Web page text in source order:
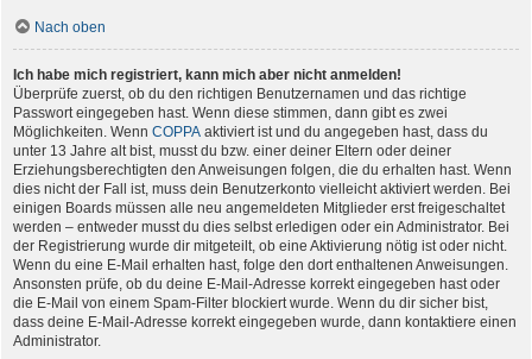
Nach oben
Ich habe mich registriert, kann mich aber nicht anmelden!
Überprüfe zuerst, ob du den richtigen Benutzernamen und das richtige
Passwort eingegeben hast. Wenn diese stimmen, dann gibt es zwei
Möglichkeiten. Wenn COPPA aktiviert ist und du angegeben hast, dass du
unter 13 Jahre alt bist, musst du bzw. einer deiner Eltern oder deiner
Erziehungsberechtigten den Anweisungen folgen, die du erhalten hast. Wenn
dies nicht der Fall ist, muss dein Benutzerkonto vielleicht aktiviert werden. Bei
einigen Boards müssen alle neu angemeldeten Mitglieder erst freigeschaltet
werden – entweder musst du dies selbst erledigen oder ein Administrator. Bei
der Registrierung wurde dir mitgeteilt, ob eine Aktivierung nötig ist oder nicht.
Wenn du eine E-Mail erhalten hast, folge den dort enthaltenen Anweisungen.
Ansonsten prüfe, ob du deine E-Mail-Adresse korrekt eingegeben hast oder
die E-Mail von einem Spam-Filter blockiert wurde. Wenn du dir sicher bist,
dass deine E-Mail-Adresse korrekt eingegeben wurde, dann kontaktiere einen
Administrator.